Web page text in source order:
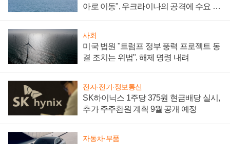
아로 이동", 우크라이나의 공격에 수요 늘
사회
미국 법원 "트럼프 정부 풍력 프로젝트 동
결 조치는 위법", 해제 명령 내려
전자·전기·정보통신
SK하이닉스 1주당 375원 현금배당 실시,
추가 주주환원 계획 9월 공개 예정
자동차·부품